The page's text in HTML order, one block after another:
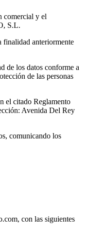
comercial y el
S.L.
finalidad anteriormente
de los datos conforme a
de las personas
el citado Reglamento
Avenida Del Rey
comunicando los
con las siguientes